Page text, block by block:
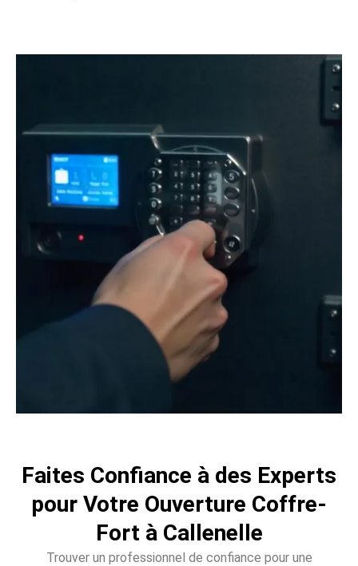
Faites Confiance à des Experts
pour Votre Ouverture Coffre-
Fort à Callenelle
Trouver un professionnel de confiance pour une